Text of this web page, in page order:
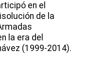
en el
de la
la era del
(1999-2014).